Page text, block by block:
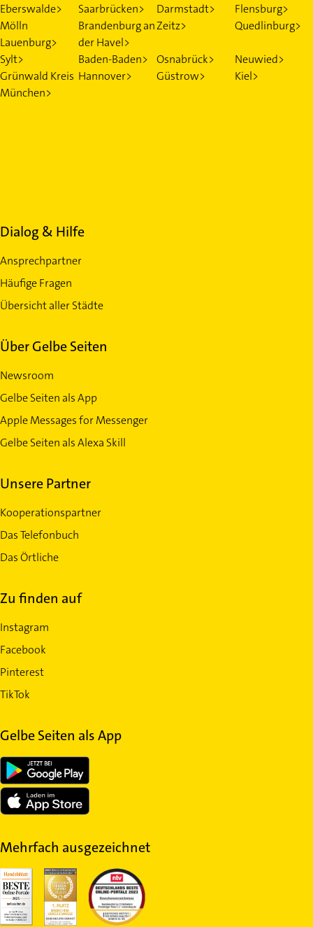
Eberswalde>
Saarbrücken> Darmstadt>
Flensburg>
Mölln
Lauenburg>
Brandenburg an
der Havel>
Zeitz> Quedlinburg>
Sylt> Baden-Baden> Osnabrück>
Neuwied>
Grünwald Kreis
München>
Hannover> Güstrow> Kiel>
Dialog & Hilfe
Ansprechpartner
Häufige Fragen
Übersicht aller Städte
Über Gelbe Seiten
Newsroom
Gelbe Seiten als App
Apple Messages for Messenger
Gelbe Seiten als Alexa Skill
Unsere Partner
Kooperationspartner
Das Telefonbuch
Das Örtliche
Zu finden auf
Instagram
Facebook
Pinterest
TikTok
Gelbe Seiten als App
Mehrfach ausgezeichnet